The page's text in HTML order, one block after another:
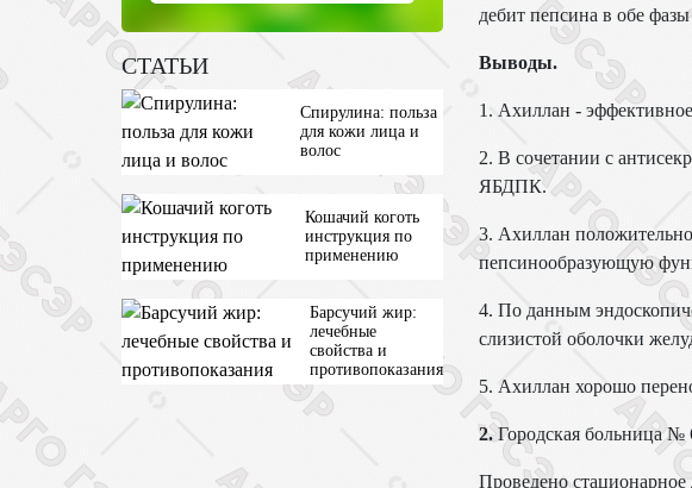
СТАТЬИ
Спирулина: польза
для кожи лица и
волос
Кошачий коготь
инструкция по
применению
Барсучий жир:
лечебные
свойства и
противопоказания
дебит пепсина в обе
Выводы.
1. Ахиллан -
2. В сочетании с
ЯБДПК.
3. Ахиллан
пепсинообразующую
4. По данным
слизистой оболочки
5. Ахиллан хорошо
2.Городская больница №
Проведено